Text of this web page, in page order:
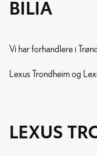
BILIA
Vi har forhandlere i
Lexus Trondheim og
LEXUS